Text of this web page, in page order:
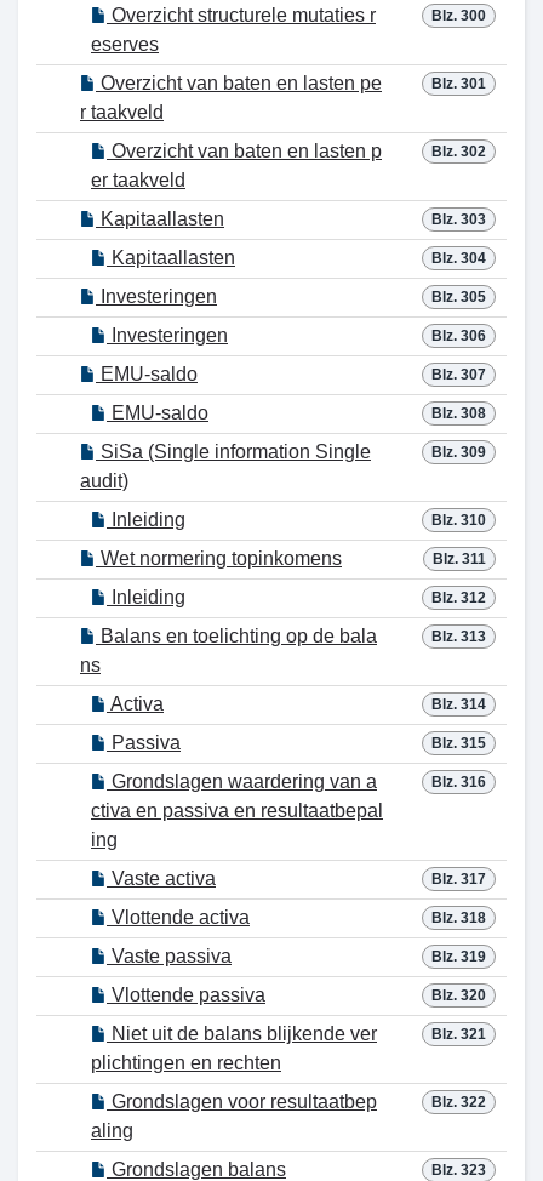
Blz. 300
Overzicht structurele mutaties r
eserves
Blz. 301
Overzicht van baten en lasten pe
r taakveld
Blz. 302
Overzicht van baten en lasten p
er taakveld
Blz. 303
Kapitaallasten
Blz. 304
Kapitaallasten
Blz. 305
Investeringen
Blz. 306
Investeringen
Blz. 307
EMU-saldo
Blz. 308
EMU-saldo
Blz. 309
SiSa (Single information Single
audit)
Blz. 310
Inleiding
Blz. 311
Wet normering topinkomens
Blz. 312
Inleiding
Blz. 313
Balans en toelichting op de bala
ns
Blz. 314
Activa
Blz. 315
Passiva
Blz. 316
Grondslagen waardering van a
ctiva en passiva en resultaatbepal
ing
Blz. 317
Vaste activa
Blz. 318
Vlottende activa
Blz. 319
Vaste passiva
Blz. 320
Vlottende passiva
Blz. 321
Niet uit de balans blijkende ver
plichtingen en rechten
Blz. 322
Grondslagen voor resultaatbep
aling
Blz. 323
Grondslagen balans